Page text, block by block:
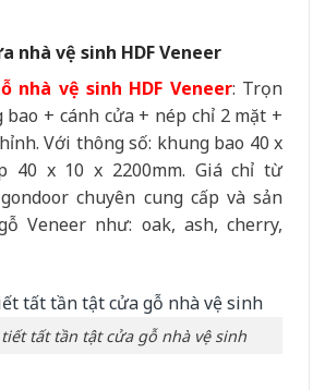
nhà vệ sinh HDF Veneer
nhà vệ sinh HDF Veneer: Trọn
bao + cánh cửa + nép chỉ 2 mặt +
Với thông số: khung bao 40 x
40 x 10 x 2200mm. Giá chỉ từ
chuyên cung cấp và sản
Veneer như: oak, ash, cherry,
tất tần tật cửa gỗ nhà vệ sinh